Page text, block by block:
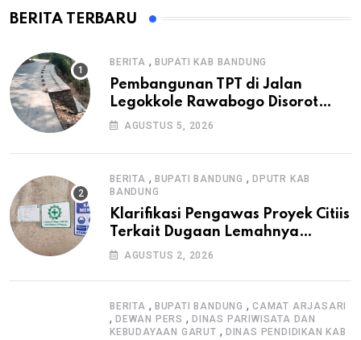
BERITA TERBARU
BERITA , BUPATI KAB BANDUNG
Pembangunan TPT di Jalan
Legokkole Rawabogo Disorot
Warga, Selesai Tanpa Papan
AGUSTUS 5, 2026
BERITA , BUPATI BANDUNG ,DPUTR KAB
BANDUNG
Klarifikasi Pengawas Proyek Citiis
Terkait Dugaan Lemahnya
Pengawasan K3
AGUSTUS 2, 2026
BERITA , BUPATI BANDUNG ,CAMAT ARJASARI
, DEWAN PERS , DINAS PARIWISATA DAN
KEBUDAYAAN GARUT , DINAS PENDIDIKAN KAB